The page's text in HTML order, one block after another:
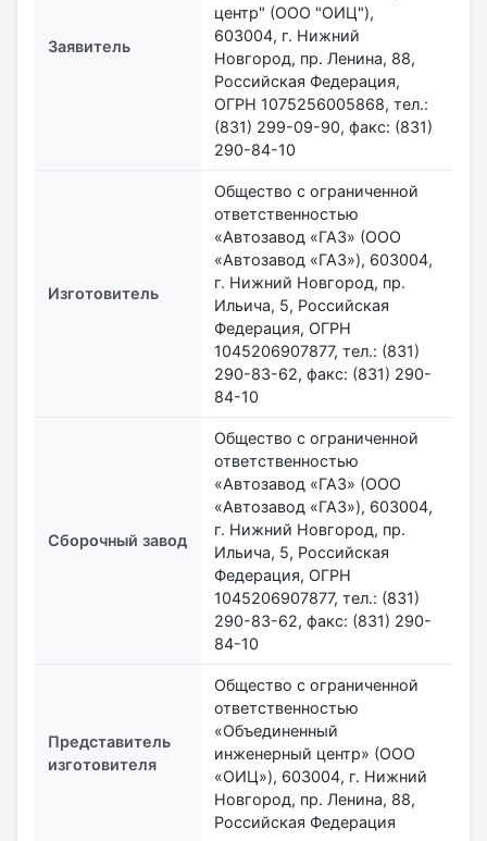
Заявитель
центр" (ООО "ОИЦ"),
603004, г. Нижний
Новгород, пр. Ленина, 88,
Российская Федерация,
ОГРН 1075256005868, тел.:
(831) 299-09-90, факс: (831)
290-84-10
Изготовитель
Общество с ограниченной
ответственностью
«Автозавод «ГАЗ» (ООО
«Автозавод «ГАЗ»), 603004,
г. Нижний Новгород, пр.
Ильича, 5, Российская
Федерация, ОГРН
1045206907877, тел.: (831)
290-83-62, факс: (831) 290-
84-10
Сборочный завод
Общество с ограниченной
ответственностью
«Автозавод «ГАЗ» (ООО
«Автозавод «ГАЗ»), 603004,
г. Нижний Новгород, пр.
Ильича, 5, Российская
Федерация, ОГРН
1045206907877, тел.: (831)
290-83-62, факс: (831) 290-
84-10
Представитель
изготовителя
Общество с ограниченной
ответственностью
«Объединенный
инженерный центр» (ООО
«ОИЦ»), 603004, г. Нижний
Новгород, пр. Ленина, 88,
Российская Федерация